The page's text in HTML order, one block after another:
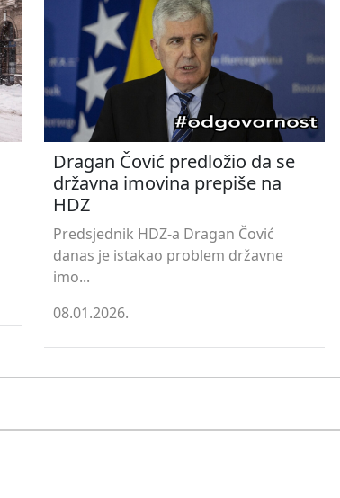
Dragan Čović predložio da se
državna imovina prepiše na
HDZ
Predsjednik HDZ-a Dragan Čović
danas je istakao problem državne
imo...
08.01.2026.